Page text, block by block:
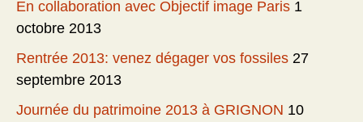
En collaboration avec Objectif image Paris 1
octobre 2013
Rentrée 2013: venez dégager vos fossiles 27
septembre 2013
Journée du patrimoine 2013 à GRIGNON 10